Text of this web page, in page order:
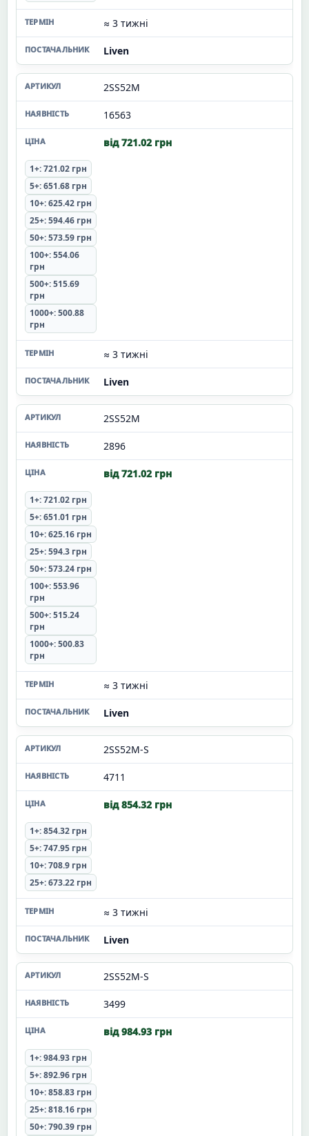
≈ 3 тижні
Liven
2SS52M
16563
від 721.02 грн
1+: 721.02 грн
5+: 651.68 грн
10+: 625.42 грн
25+: 594.46 грн
50+: 573.59 грн
100+: 554.06
грн
500+: 515.69
грн
1000+: 500.88
грн
≈ 3 тижні
Liven
2SS52M
2896
від 721.02 грн
1+: 721.02 грн
5+: 651.01 грн
10+: 625.16 грн
25+: 594.3 грн
50+: 573.24 грн
100+: 553.96
грн
500+: 515.24
грн
1000+: 500.83
грн
≈ 3 тижні
Liven
2SS52M-S
4711
від 854.32 грн
1+: 854.32 грн
5+: 747.95 грн
10+: 708.9 грн
25+: 673.22 грн
≈ 3 тижні
Liven
2SS52M-S
3499
від 984.93 грн
1+: 984.93 грн
5+: 892.96 грн
10+: 858.83 грн
25+: 818.16 грн
50+: 790.39 грн